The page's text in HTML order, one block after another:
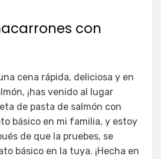
con
cena rápida, deliciosa y en
¡has venido al lugar
de pasta de salmón con
básico en mi familia, y estoy
de que la pruebes, se
básico en la tuya. ¡Hecha en